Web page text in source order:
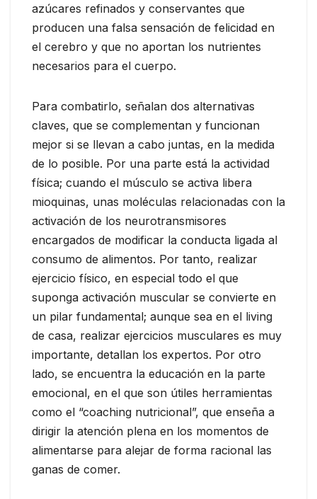
azúcares refinados y conservantes que
producen una falsa sensación de felicidad en
el cerebro y que no aportan los nutrientes
necesarios para el cuerpo.
Para combatirlo, señalan dos alternativas
claves, que se complementan y funcionan
mejor si se llevan a cabo juntas, en la medida
de lo posible. Por una parte está la actividad
física; cuando el músculo se activa libera
mioquinas, unas moléculas relacionadas con la
activación de los neurotransmisores
encargados de modificar la conducta ligada al
consumo de alimentos. Por tanto, realizar
ejercicio físico, en especial todo el que
suponga activación muscular se convierte en
un pilar fundamental; aunque sea en el living
de casa, realizar ejercicios musculares es muy
importante, detallan los expertos. Por otro
lado, se encuentra la educación en la parte
emocional, en el que son útiles herramientas
como el “coaching nutricional”, que enseña a
dirigir la atención plena en los momentos de
alimentarse para alejar de forma racional las
ganas de comer.